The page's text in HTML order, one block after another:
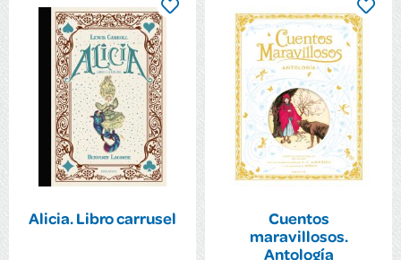
Alicia. Libro carrusel
Cuentos
maravillosos.
Antología